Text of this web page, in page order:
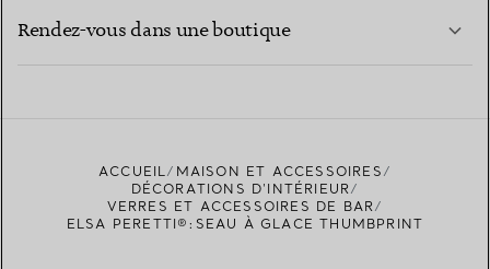
Rendez-vous dans une boutique
TROUVEZ LA BOUTIQUE LA PLUS PROCHE
ACCUEIL
MAISON ET ACCESSOIRES
DÉCORATIONS D'INTÉRIEUR
VERRES ET ACCESSOIRES DE BAR
ELSA PERETTI®:SEAU À GLACE THUMBPRINT